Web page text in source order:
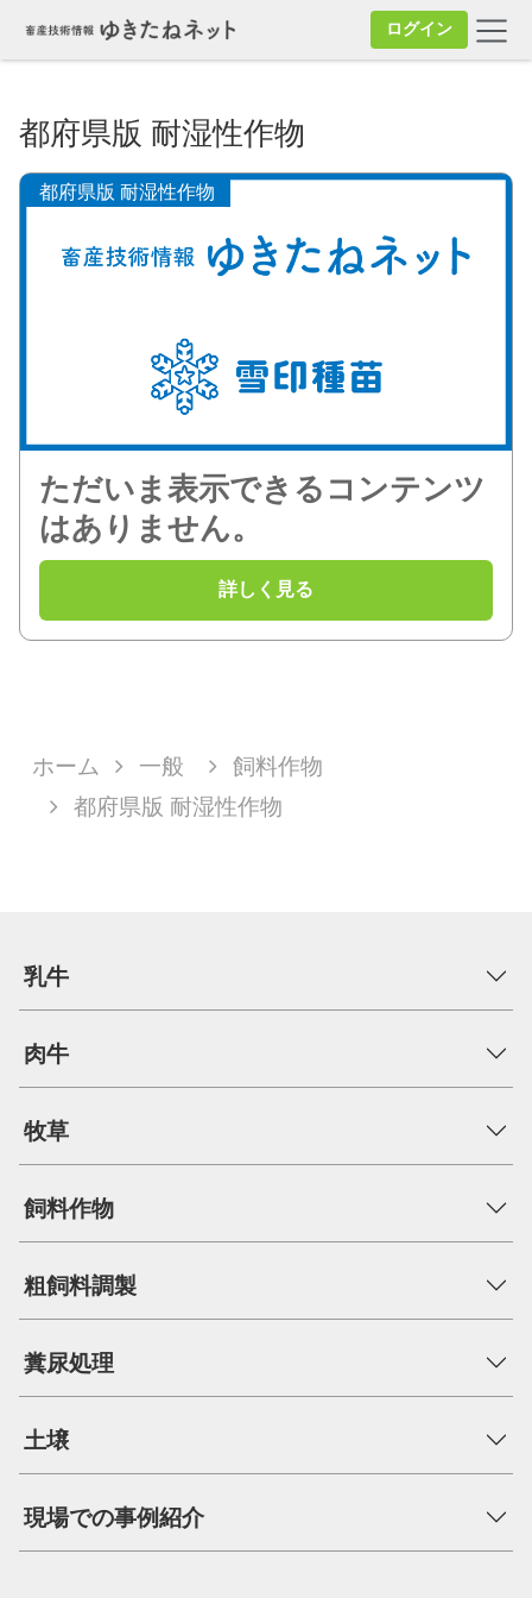
都府県版 耐湿性作物
都府県版 耐湿性作物
ただいま表示できるコンテンツ
はありません。
ホーム 一般
飼料作物
都府県版 耐湿性作物
乳牛
肉牛
牧草
飼料作物
粗飼料調製
糞尿処理
土壌
現場での事例紹介
ログイン